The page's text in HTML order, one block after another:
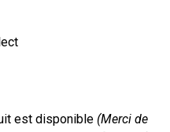
est disponible (Merci de